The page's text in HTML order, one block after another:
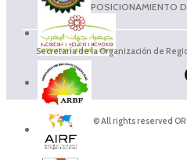
POSICIONAMIENTO
Secretaría de la Organización de
© All rights reserved